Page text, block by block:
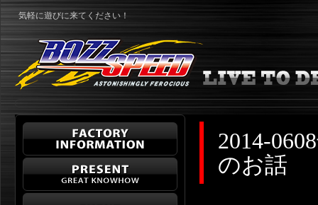
気軽に遊びに来てください！
2014-
のお話